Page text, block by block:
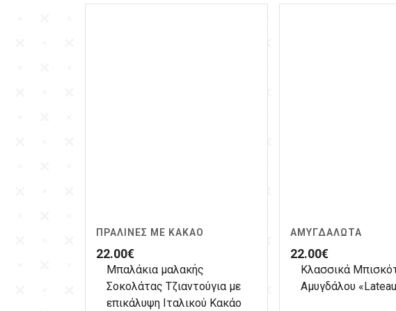
ΠΡΑΛΊΝΕΣ ΜΕ ΚΑΚΆΟ
22.00€
Μπαλάκια μαλακής
Σοκολάτας Τζιαντούγια με
επικάλυψη Ιταλικού Κακάο
ΑΜΥΓΔΑΛΩΤΆ
22.00€
Κλασσικά
Αμυγδάλου